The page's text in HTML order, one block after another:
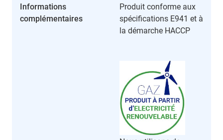
Informations
complémentaires
Produit conforme aux
spécifications E941 et à
la démarche HACCP